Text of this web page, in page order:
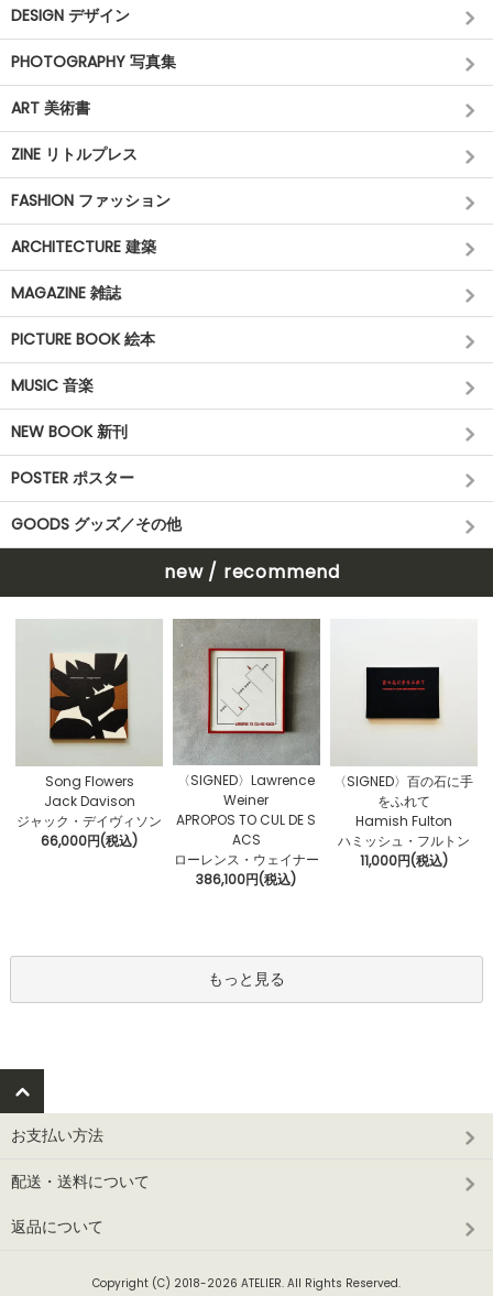
DESIGN デザイン
PHOTOGRAPHY 写真集
ART 美術書
ZINE リトルプレス
FASHION ファッション
ARCHITECTURE 建築
MAGAZINE 雑誌
PICTURE BOOK 絵本
MUSIC 音楽
NEW BOOK 新刊
POSTER ポスター
GOODS グッズ／その他
new / recommend
Song Flowers
Jack Davison
ジャック・デイヴィソン
66,000円(税込)
〈SIGNED〉Lawrence
Weiner
APROPOS TO CUL DE S
ACS
ローレンス・ウェイナー
386,100円(税込)
〈SIGNED〉百の石に手
をふれて
Hamish Fulton
ハミッシュ・フルトン
11,000円(税込)
もっと見る
お支払い方法
配送・送料について
返品について
Copyright (C) 2018-2026 ATELIER. All Rights Reserved.